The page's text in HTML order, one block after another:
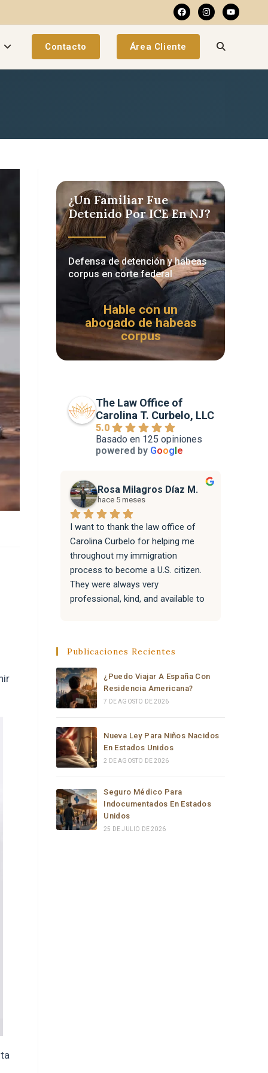
Contacto Área Cliente
¿Un Familiar Fue
Detenido Por ICE En NJ?
Defensa de detención y habeas
corpus en corte federal
Hable con un
abogado de habeas
corpus
The Law Office of
Carolina T. Curbelo, LLC
5.0
Basado en 125 opiniones
powered by Google
Rosa Milagros Díaz M.
hace 5 meses
I want to thank the law office of
Carolina Curbelo for helping me
throughout my immigration
process to become a U.S. citizen.
They were always very
professional, kind, and available to
their immigration processes, and
everything went very well.
I sincerely recommend the law
anyone who needs help with
immigration matters. Thank you so
much for your support and
dedication.
Publicaciones Recientes
¿Puedo Viajar A España Con
Residencia Americana?
7 DE AGOSTO DE 2026
Nueva Ley Para Niños Nacidos
En Estados Unidos
2 DE AGOSTO DE 2026
Seguro Médico Para
Indocumentados En Estados
Unidos
25 DE JULIO DE 2026